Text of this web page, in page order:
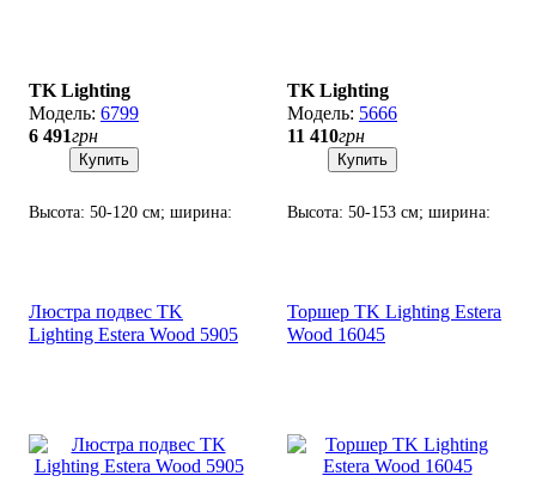
TK Lighting
6799
6 491грн
Купить
Высота: 50-120 см; ширина:
TK Lighting
5666
11 410грн
Купить
Высота: 50-153 см; ширина:
Люстра подвес TK
Lighting Estera Wood 5905
Торшер TK Lighting Estera
Wood 16045